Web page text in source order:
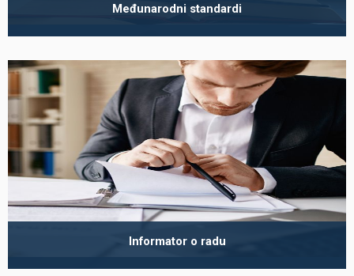
Međunarodni standardi
Informator o radu